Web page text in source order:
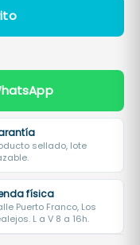
sellado, lote
física
Puerto Franco, Los
L a V 8 a 16h.